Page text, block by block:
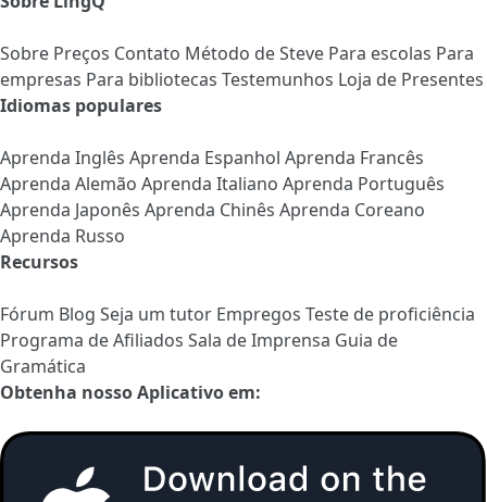
Sobre Preços Contato Método de Steve Para escolas Para
empresas Para bibliotecas Testemunhos Loja de Presentes
Idiomas populares
Aprenda Inglês Aprenda Espanhol Aprenda Francês
Aprenda Alemão Aprenda Italiano Aprenda Português
Aprenda Japonês Aprenda Chinês Aprenda Coreano
Aprenda Russo
Recursos
Fórum Blog Seja um tutor Empregos Teste de proficiência
Programa de Afiliados Sala de Imprensa Guia de
Gramática
Obtenha nosso Aplicativo em: